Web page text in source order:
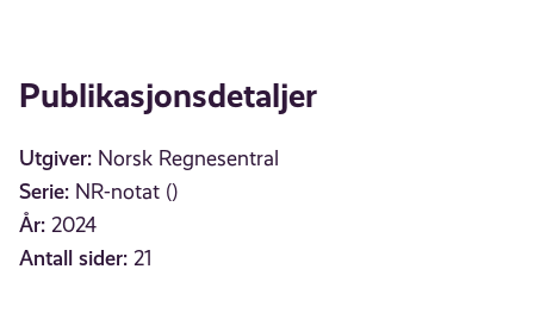
Publikasjonsdetaljer
Utgiver: Norsk Regnesentral
Serie: NR-notat ()
År: 2024
Antall sider: 21